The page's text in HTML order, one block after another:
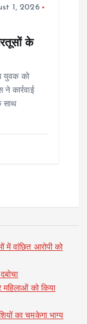
1, 2026
के
युवक को
कार्रवाई
साथ
में वांछित आरोपी को
महिलाओं को किया
का चमकेगा भाग्य